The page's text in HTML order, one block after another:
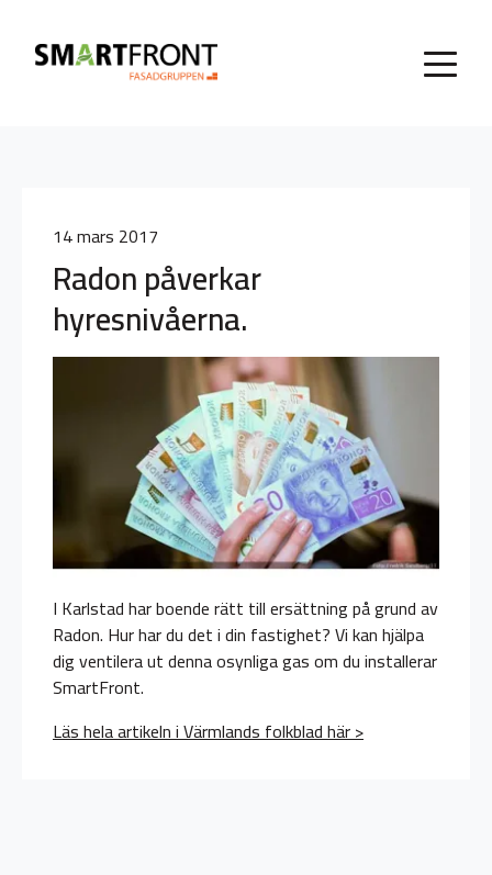
14 mars 2017
Radon påverkar
hyresnivåerna.
I Karlstad har boende rätt till ersättning på grund av
Radon. Hur har du det i din fastighet? Vi kan hjälpa
dig ventilera ut denna osynliga gas om du installerar
SmartFront.
Läs hela artikeln i Värmlands folkblad här >